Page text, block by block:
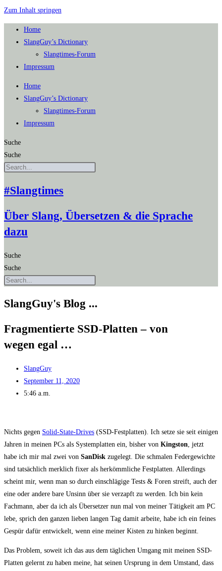
Zum Inhalt springen
Home
SlangGuy’s Dic­tion­a­ry
Slang­times-Forum
Impres­sum
Home
SlangGuy’s Dic­tion­a­ry
Slang­times-Forum
Impres­sum
Suche
Suche
#Slangtimes
Über Slang, Übersetzen & die Sprache
dazu
Suche
Suche
SlangGuy's Blog ...
Frag­men­tier­te SSD-Plat­ten – von
wegen egal …
SlangGuy
September 11, 2020
5:46 a.m.
Nichts gegen Solid-Sta­te-Dri­ves (SSD-Fest­plat­ten). Ich set­ze sie seit eini­gen
Jah­ren in mei­nen PCs als Sys­tem­plat­ten ein, bis­her von King­s­ton, jetzt
habe ich mir mal zwei von San­Disk zuge­legt. Die schma­len Feder­ge­wich­te
sind tat­säch­lich merk­lich fixer als her­kömm­li­che Fest­plat­ten. Aller­dings
scheint mir, wenn man so durch ein­schlä­gi­ge Tests & Foren streift, auch der
eine oder ande­re bare Unsinn über sie ver­zapft zu wer­den. Ich bin kein
Fach­mann, aber da ich als Über­set­zer nun mal von mei­ner Tätig­keit am PC
lebe, sprich den gan­zen lie­ben lan­gen Tag damit arbei­te, habe ich ein fei­nes
Gespür dafür ent­wi­ckelt, wenn eine mei­ner Kis­ten zu hin­ken beginnt.
Das Pro­blem, soweit ich das aus dem täg­li­chen Umgang mit mei­nen SSD-
Plat­ten gelernt zu haben mei­ne, hat sei­nen Ursprung in dem Umstand, dass